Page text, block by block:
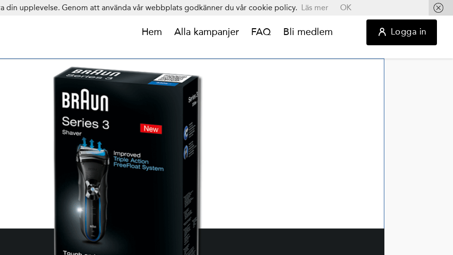
Hem Alla kampanjer FAQ Bli medlem Logga in
din upplevelse. Genom att använda vår webbplats godkänner du vår cookie policy. Läs mer OK